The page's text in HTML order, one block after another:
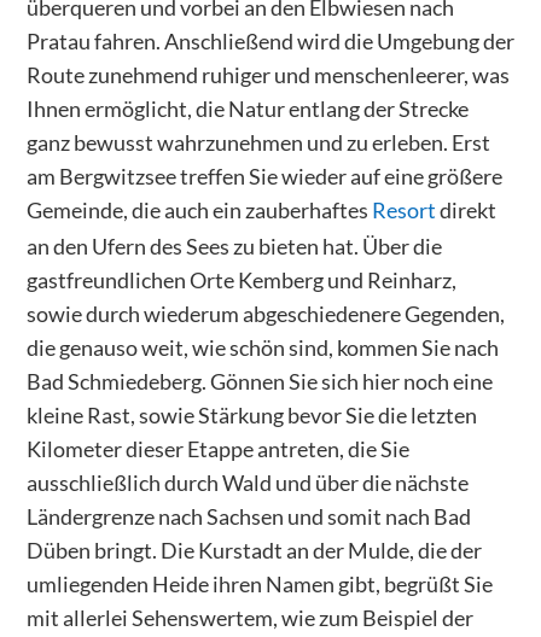
überqueren und vorbei an den Elbwiesen nach
Pratau fahren. Anschließend wird die Umgebung der
Route zunehmend ruhiger und menschenleerer, was
Ihnen ermöglicht, die Natur entlang der Strecke
ganz bewusst wahrzunehmen und zu erleben. Erst
am Bergwitzsee treffen Sie wieder auf eine größere
Gemeinde, die auch ein zauberhaftes Resortdirekt
an den Ufern des Sees zu bieten hat. Über die
gastfreundlichen Orte Kemberg und Reinharz,
sowie durch wiederum abgeschiedenere Gegenden,
die genauso weit, wie schön sind, kommen Sie nach
Bad Schmiedeberg. Gönnen Sie sich hier noch eine
kleine Rast, sowie Stärkung bevor Sie die letzten
Kilometer dieser Etappe antreten, die Sie
ausschließlich durch Wald und über die nächste
Ländergrenze nach Sachsen und somit nach Bad
Düben bringt. Die Kurstadt an der Mulde, die der
umliegenden Heide ihren Namen gibt, begrüßt Sie
mit allerlei Sehenswertem, wie zum Beispiel der